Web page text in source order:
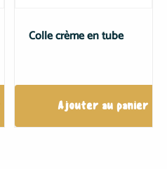
Colle crème en tube
Ajouter au panier